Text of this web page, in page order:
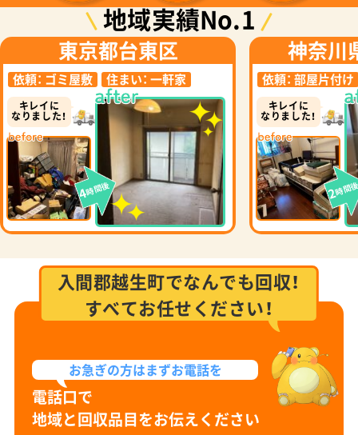
地域実績No.1
東京都台東区
依頼： ゴミ屋敷 住まい： 一軒家
キレイに
なりました！
4時間後
神奈川
依頼： 部屋片付け
キレイに
なりました！
2時間
入間郡越生町でなんでも回収！
すべてお任せください！
お急ぎの方はまずお電話を
電話口で
地域と回収品目をお伝えください